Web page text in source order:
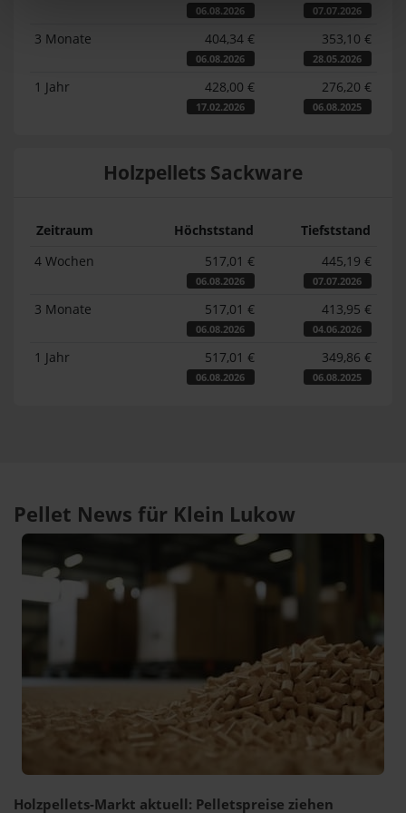
06.08.2026 07.07.2026
3 Monate 404,34 €
06.08.2026
353,10 €
28.05.2026
1 Jahr 428,00 €
17.02.2026
276,20 €
06.08.2025
Holzpellets Sackware
Zeitraum Höchststand
Tiefststand
4 Wochen
517,01 €
06.08.2026
445,19 €
07.07.2026
3 Monate 517,01 €
06.08.2026
413,95 €
04.06.2026
1 Jahr 517,01 €
06.08.2026
349,86 €
06.08.2025
Pellet News für Klein Lukow
Holzpellets-Markt aktuell: Pelletspreise ziehen